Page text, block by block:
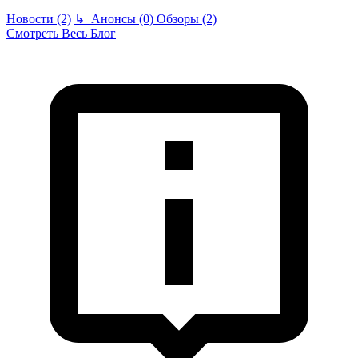
Новости (2) ↳ Анонсы (0) Обзоры (2)
Смотреть Весь Блог